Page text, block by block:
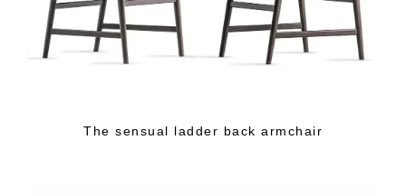
The sensual ladder back armchair